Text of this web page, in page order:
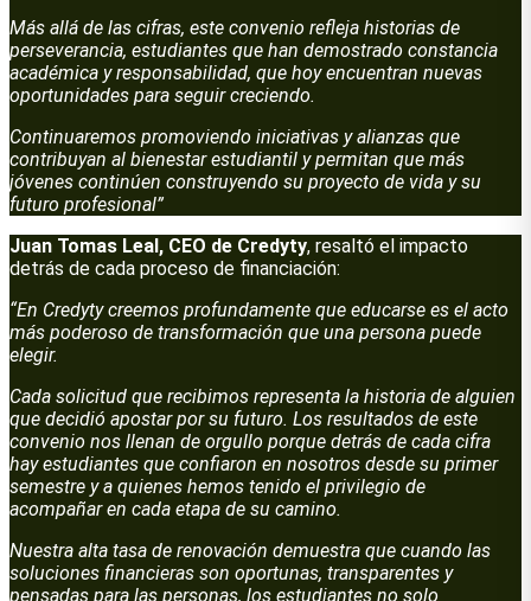
Más allá de las cifras, este convenio refleja historias de
perseverancia, estudiantes que han demostrado constancia
académica y responsabilidad, que hoy encuentran nuevas
oportunidades para seguir creciendo.
Continuaremos promoviendo iniciativas y alianzas que
contribuyan al bienestar estudiantil y permitan que más
jóvenes continúen construyendo su proyecto de vida y su
futuro profesional”
Juan Tomas Leal, CEO de Credyty, resaltó el impacto
detrás de cada proceso de financiación:
“En Credyty creemos profundamente que educarse es el acto
más poderoso de transformación que una persona puede
elegir.
Cada solicitud que recibimos representa la historia de alguien
que decidió apostar por su futuro. Los resultados de este
convenio nos llenan de orgullo porque detrás de cada cifra
hay estudiantes que confiaron en nosotros desde su primer
semestre y a quienes hemos tenido el privilegio de
acompañar en cada etapa de su camino.
Nuestra alta tasa de renovación demuestra que cuando las
soluciones financieras son oportunas, transparentes y
pensadas para las personas, los estudiantes no solo